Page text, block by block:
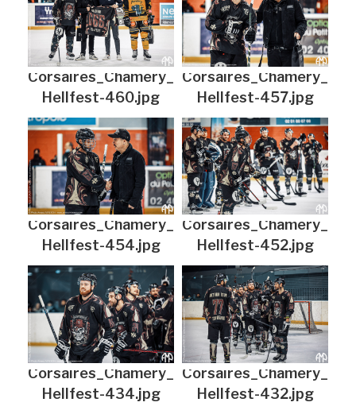
Corsaires_Chamery_
Hellfest-460.jpg
Corsaires_Chamery_
Hellfest-457.jpg
Corsaires_Chamery_
Hellfest-454.jpg
Corsaires_Chamery_
Hellfest-452.jpg
Corsaires_Chamery_
Hellfest-434.jpg
Corsaires_Chamery_
Hellfest-432.jpg